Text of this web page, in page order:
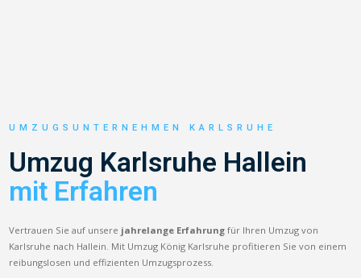
UMZUGSUNTERNEHMEN KARLSRUHE
Umzug Karlsruhe Hallein
mit Erfahren
Vertrauen Sie auf unsere jahrelange Erfahrung für Ihren Umzug von
Karlsruhe nach Hallein. Mit Umzug König Karlsruhe profitieren Sie von einem
reibungslosen und effizienten Umzugsprozess.